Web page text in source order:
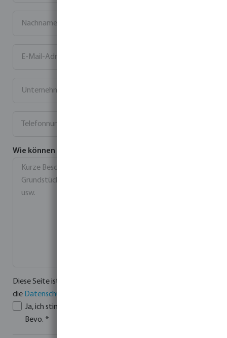
Wie können wir Ihnen helfen?
Diese Seite ist durch reCAPTCHA geschützt und es gelten
die Datenschutzrichtlinie
Ja, ich stimme den
Bevo. *